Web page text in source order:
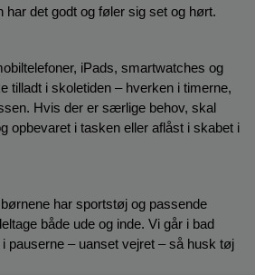
har det godt og føler sig set og hørt.
iPads, smartwatches og
tilladt i skoletiden – hverken i timerne,
Hvis der er særlige behov, skal
opbevaret i tasken eller aflåst i skabet i
har sportstøj og passende
både ude og inde. Vi går i bad
pauserne – uanset vejret – så husk tøj